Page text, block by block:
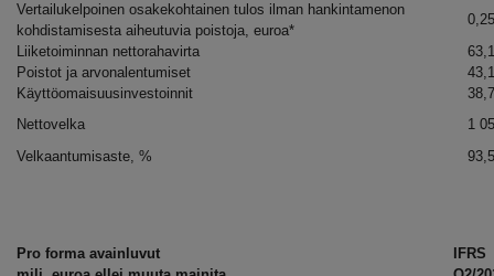
Vertailukelpoinen osakekohtainen tulos ilman hankintamenon
kohdistamisesta aiheutuvia poistoja, euroa*
0,25
Liiketoiminnan nettorahavirta
63,1
Poistot ja arvonalentumiset
43,1
Käyttöomaisuusinvestoinnit
38,7
Nettovelka
1
Velkaantumisaste, %
93,5
Pro forma avainluvut
IFRS